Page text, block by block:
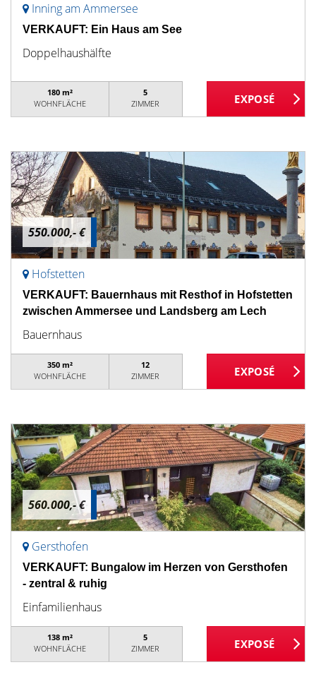
Inning am Ammersee
VERKAUFT: Ein Haus am See
Doppelhaushälfte
180 m²
WOHNFLÄCHE
5
ZIMMER
550.000,- €
Hofstetten
VERKAUFT: Bauernhaus mit Resthof in Hofstetten
zwischen Ammersee und Landsberg am Lech
Bauernhaus
350 m²
WOHNFLÄCHE
12
ZIMMER
560.000,- €
Gersthofen
VERKAUFT: Bungalow im Herzen von Gersthofen
- zentral & ruhig
Einfamilienhaus
138 m²
WOHNFLÄCHE
5
ZIMMER